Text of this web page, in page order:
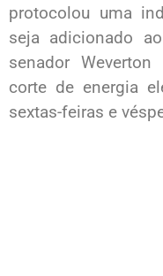
protocolou uma
seja adicionado
senador
corte de energia
sextas-feiras e